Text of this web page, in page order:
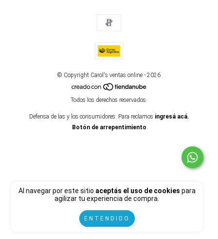
Al navegar por este sitio aceptás el uso de cookies para
agilizar tu experiencia de compra.
ENTENDIDO
© Copyright Carol's ventas online - 2026
Todos los derechos reservados.
Defensa de las y los consumidores. Para reclamos ingresá acá.
Botón de arrepentimiento